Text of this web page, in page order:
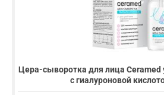
Цера-сыворотка для лица
с гиалуроновой